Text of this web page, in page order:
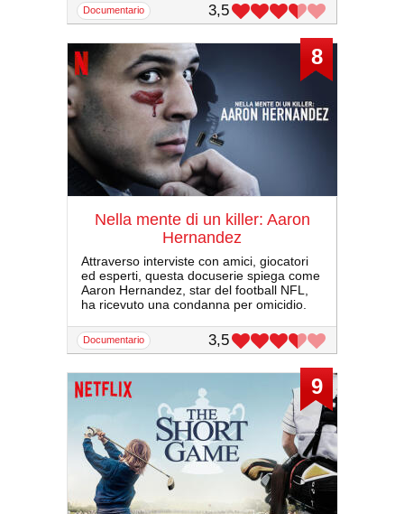
documentario 3,5
8
Nella mente di un killer: Aaron
Hernandez
Attraverso interviste con amici, giocatori
ed esperti, questa docuserie spiega come
Aaron Hernandez, star del football NFL,
ha ricevuto una condanna per omicidio.
documentario 3,5
9